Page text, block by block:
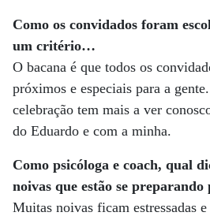
Como os convidados foram
um critério…
O bacana é que todos os
próximos e especiais para a
celebração tem mais a ver
do Eduardo e com a minha.
Como psicóloga e coach, qual
noivas que estão se preparando
Muitas noivas ficam estressadas